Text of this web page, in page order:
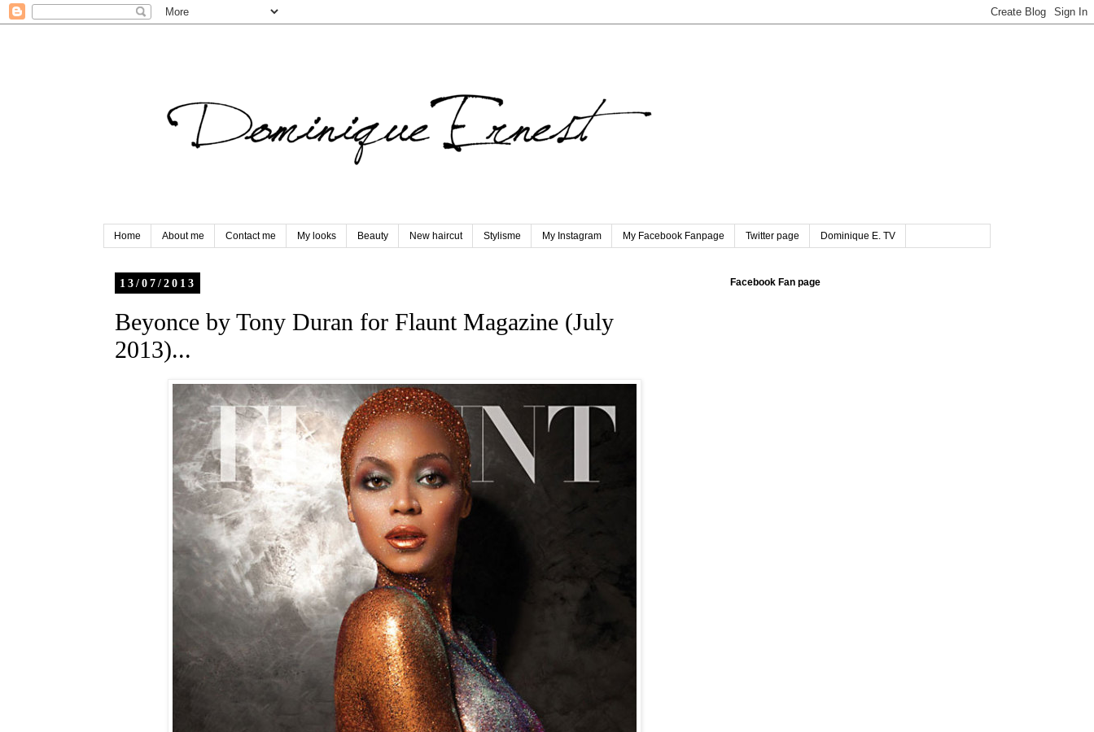
Home About me Contact me My looks Beauty New haircut Stylisme My Instagram My Facebook Fanpage Twitter page Dominique E. TV
13/07/2013
Beyonce by Tony Duran for Flaunt Magazine (July
2013)...
Facebook Fan page